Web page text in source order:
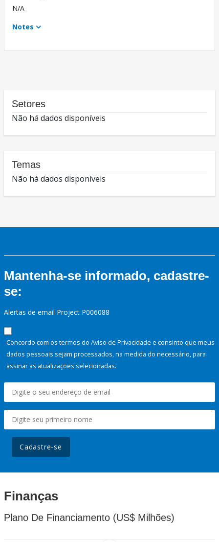
N/A
Notes
Setores
Não há dados disponíveis
Temas
Não há dados disponíveis
Mantenha-se informado, cadastre-
se:
Alertas de email Project P006088
Concordo com os termos do Aviso de Privacidade e consinto que meus
dados pessoais sejam processados, na medida do necessário, para
assinar as atualizações selecionadas.
Cadastre-se
Finanças
Plano De Financiamento (US$ Milhões)